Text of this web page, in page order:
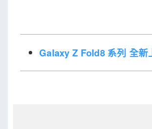
Galaxy Z Fold8 系列 全新